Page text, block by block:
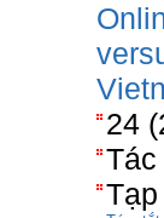
24
Tác